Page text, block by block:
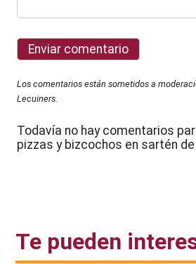
Los comentarios están sometidos a
Lecuiners.
Todavía no hay comentarios
pizzas y bizcochos en sartén
Te pueden